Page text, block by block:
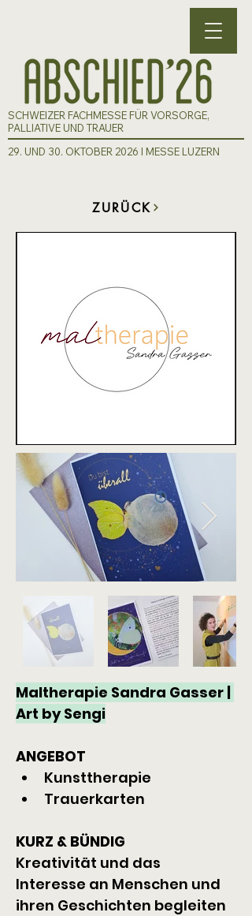
SCHWEIZER FACHMESSE FÜR VORSORGE,
PALLIATIVE UND TRAUER
29. UND 30. OKTOBER 2026 I MESSE LUZERN
ZURÜCK
Maltherapie Sandra Gasser |
Art by Sengi
ANGEBOT
Kunsttherapie
Trauerkarten
KURZ & BÜNDIG
Kreativität und das
Interesse an Menschen und
ihren Geschichten begleiten